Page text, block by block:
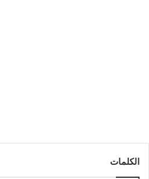
الكلمات